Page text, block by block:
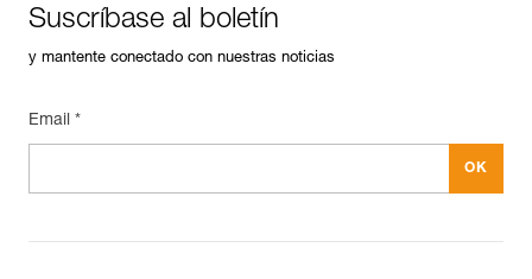
Suscríbase al boletín
y mantente conectado con nuestras noticias
Email *